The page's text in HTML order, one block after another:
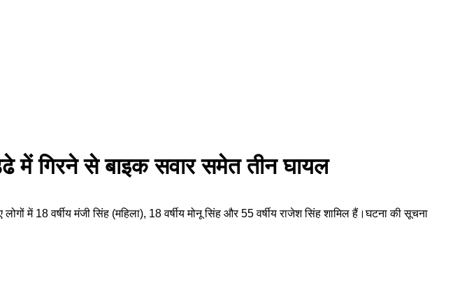
में गिरने से बाइक सवार समेत तीन घायल
में 18 वर्षीय मंजी सिंह (महिला), 18 वर्षीय मोनू सिंह और 55 वर्षीय राजेश सिंह शामिल हैं।घटना की सूचना